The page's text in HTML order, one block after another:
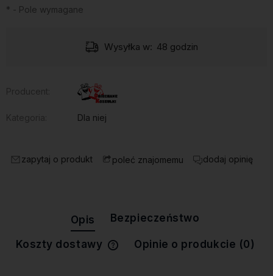
* - Pole wymagane
Wysyłka w: 48 godzin
Dla niej
zapytaj o produkt poleć znajomemu dodaj opinię
Opis Bezpieczeństwo
Koszty dostawy
Cena nie zawiera ewentualnych
Opinie o produkcie (0)